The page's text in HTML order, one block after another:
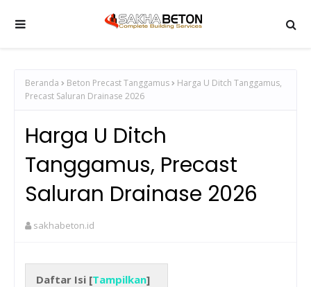
Beranda Beton Precast Tanggamus
Harga U Ditch Tanggamus,
Precast Saluran Drainase 2026
Harga U Ditch
Tanggamus, Precast
Saluran Drainase 2026
sakhabeton.id
Daftar Isi [Tampilkan]